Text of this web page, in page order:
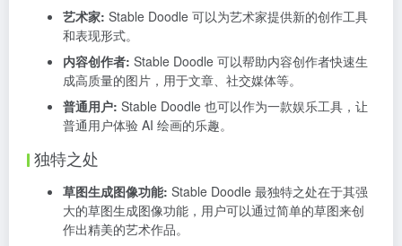
艺术家: Stable Doodle 可以为艺术家提供新的创作工具
和表现形式。
内容创作者: Stable Doodle 可以帮助内容创作者快速生
成高质量的图片，用于文章、社交媒体等。
普通用户: Stable Doodle 也可以作为一款娱乐工具，让
普通用户体验 AI 绘画的乐趣。
独特之处
草图生成图像功能: Stable Doodle 最独特之处在于其强
大的草图生成图像功能，用户可以通过简单的草图来创
作出精美的艺术作品。